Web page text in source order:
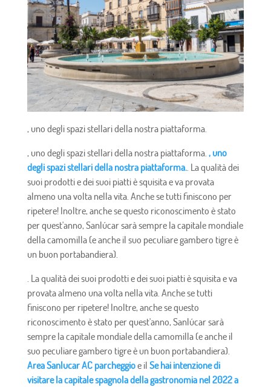
, uno degli spazi stellari della nostra piattaforma.
, uno degli spazi stellari della nostra piattaforma. , uno
degli spazi stellari della nostra piattaforma.. La qualità dei
suoi prodotti e dei suoi piatti è squisita e va provata
almeno una volta nella vita. Anche se tutti finiscono per
ripetere! Inoltre, anche se questo riconoscimento è stato
per quest'anno, Sanlúcar sarà sempre la capitale mondiale
della camomilla (e anche il suo peculiare gambero tigre è
un buon portabandiera).
. La qualità dei suoi prodotti e dei suoi piatti è squisita e va
provata almeno una volta nella vita. Anche se tutti
finiscono per ripetere! Inoltre, anche se questo
riconoscimento è stato per quest'anno, Sanlúcar sarà
sempre la capitale mondiale della camomilla (e anche il
suo peculiare gambero tigre è un buon portabandiera).
Area Sanlucar AC parcheggioe il Se hai intenzione di
visitare la capitale spagnola della gastronomia nel 2022 a